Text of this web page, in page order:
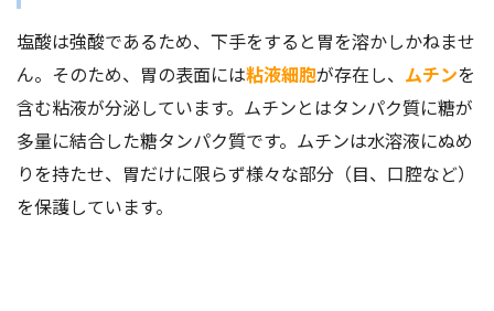
塩酸は強酸であるため、下手をすると胃を溶かしかねませ
ん。そのため、胃の表面には粘液細胞が存在し、 ムチンを
含む粘液が分泌しています。ムチンとはタンパク質に糖が
多量に結合した糖タンパク質です。ムチンは水溶液にぬめ
りを持たせ、胃だけに限らず様々な部分（目、口腔など）
を保護しています。